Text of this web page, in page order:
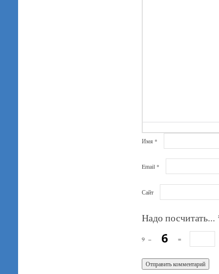
Имя *
Email *
Сайт
Надо посчитать...
9 − =